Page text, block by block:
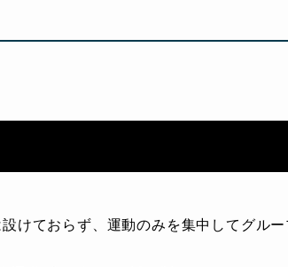
けておらず、運動のみを集中してグル